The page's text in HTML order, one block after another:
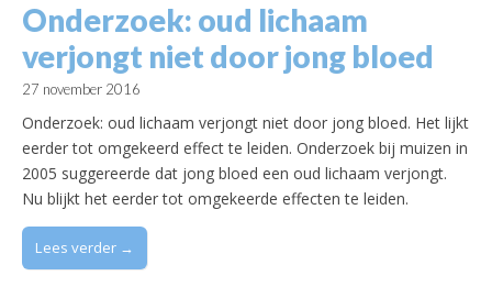
Onderzoek: oud lichaam
verjongt niet door jong bloed
27 november 2016
Onderzoek: oud lichaam verjongt niet door jong bloed. Het lijkt
eerder tot omgekeerd effect te leiden. Onderzoek bij muizen in
2005 suggereerde dat jong bloed een oud lichaam verjongt.
Nu blijkt het eerder tot omgekeerde effecten te leiden.
Lees verder →